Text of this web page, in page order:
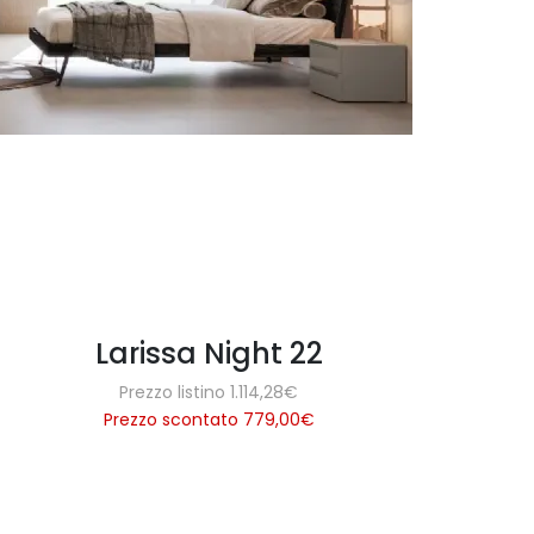
Larissa Night 22
Prezzo listino 1.114,28€
Prezzo scontato 779,00€